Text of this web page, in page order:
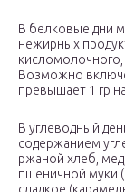
В белковые дни
нежирных
Возможно
превышает 1 гр
В углеводный
содержанием
ржаной хлеб,
пшеничной муки